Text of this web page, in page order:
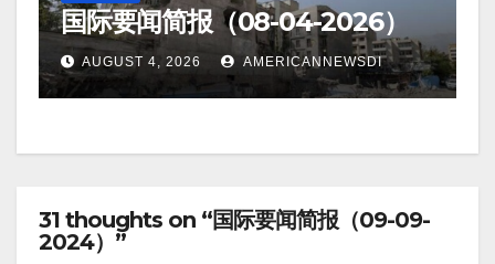
国际要闻简报（08-04-2026）
AUGUST 4, 2026 AMERICANNEWSDI
31 thoughts on “国际要闻简报（09-09-
2024）”